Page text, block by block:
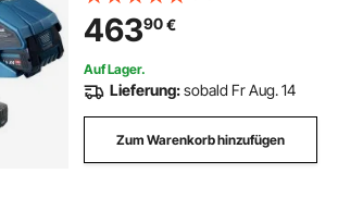
Umreifungswerkzeug mit
Digitalanzeige, 2 x 4000 mAh
batteriebetriebenes automatisches
Umreifungswerkzeug für
Verpackungskartonpaletten
46390€
Auf Lager.
Lieferung:sobald Fr Aug. 14
Zum Warenkorb hinzufügen